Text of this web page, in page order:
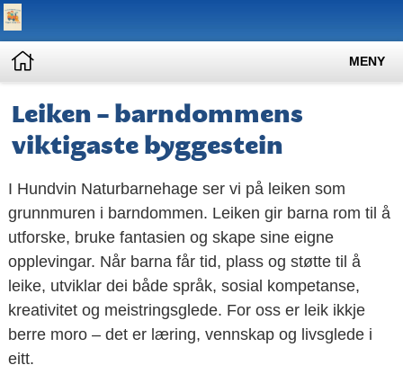
MENY
Leiken – barndommens
viktigaste byggestein
I Hundvin Naturbarnehage ser vi på leiken som
grunnmuren i barndommen. Leiken gir barna rom til å
utforske, bruke fantasien og skape sine eigne
opplevingar. Når barna får tid, plass og støtte til å
leike, utviklar dei både språk, sosial kompetanse,
kreativitet og meistringsglede. For oss er leik ikkje
berre moro – det er læring, vennskap og livsglede i
eitt.